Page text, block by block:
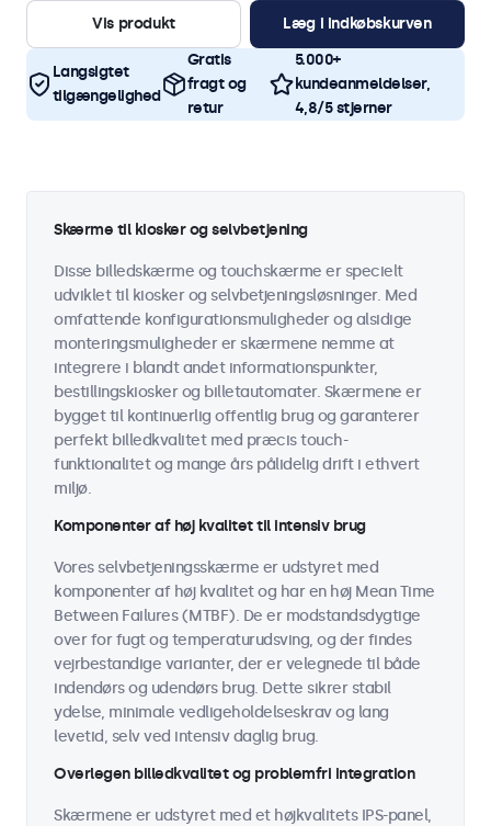
Vis produkt
Læg i indkøbskurven
Langsigtet
tilgængelighed
Gratis
fragt og
retur
5.000+
kundeanmeldelser,
4,8/5 stjerner
Skærme til kiosker og selvbetjening
Disse billedskærme og touchskærme er specielt
udviklet til kiosker og selvbetjeningsløsninger. Med
omfattende konfigurationsmuligheder og alsidige
monteringsmuligheder er skærmene nemme at
integrere i blandt andet informationspunkter,
bestillingskiosker og billetautomater. Skærmene er
bygget til kontinuerlig offentlig brug og garanterer
perfekt billedkvalitet med præcis touch-
funktionalitet og mange års pålidelig drift i ethvert
miljø.
Komponenter af høj kvalitet til intensiv brug
Vores selvbetjeningsskærme er udstyret med
komponenter af høj kvalitet og har en høj Mean Time
Between Failures (MTBF). De er modstandsdygtige
over for fugt og temperaturudsving, og der findes
vejrbestandige varianter, der er velegnede til både
indendørs og udendørs brug. Dette sikrer stabil
ydelse, minimale vedligeholdelseskrav og lang
levetid, selv ved intensiv daglig brug.
Overlegen billedkvalitet og problemfri integration
Skærmene er udstyret med et højkvalitets IPS-panel,